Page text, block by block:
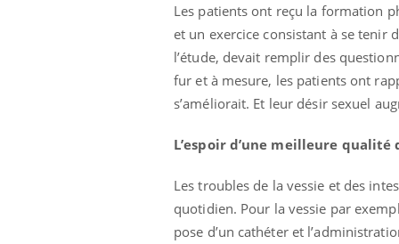
Les patients ont reçu la formation
et un exercice consistant à se tenir
l’étude, devait remplir des
fur et à mesure, les patients ont
s’améliorait. Et leur désir sexuel
L’espoir d’une meilleure qualité
Les troubles de la vessie et des
quotidien. Pour la vessie par
pose d’un cathéter et
Les médicaments GLP-1
protègent-ils aussi les os
?
Cytomégalovirus : ce qui
enceintes